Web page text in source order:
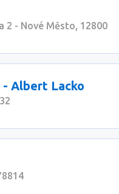
2 - Nové Město, 12800
- Albert Lacko